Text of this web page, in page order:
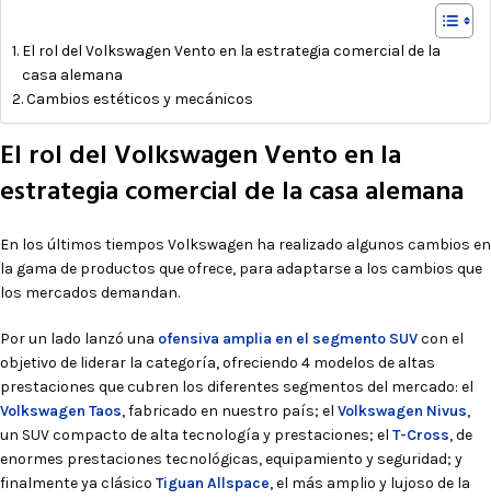
El rol del Volkswagen Vento en la estrategia comercial de la
casa alemana
Cambios estéticos y mecánicos
El rol del Volkswagen Vento en la
estrategia comercial de la casa alemana
En los últimos tiempos Volkswagen ha realizado algunos cambios en
la gama de productos que ofrece, para adaptarse a los cambios que
los mercados demandan.
Por un lado lanzó una ofensiva amplia en el segmento SUVcon el
objetivo de liderar la categoría, ofreciendo 4 modelos de altas
prestaciones que cubren los diferentes segmentos del mercado: el
Volkswagen Taos, fabricado en nuestro país; el Volkswagen Nivus,
un SUV compacto de alta tecnología y prestaciones; el T-Cross, de
enormes prestaciones tecnológicas, equipamiento y seguridad; y
finalmente ya clásico Tiguan Allspace, el más amplio y lujoso de la